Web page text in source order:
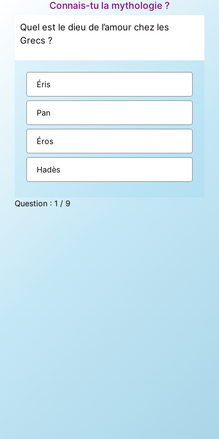
Connais-tu la mythologie ?
Quel est le dieu de l’amour chez les
Grecs ?
Éris
Pan
Éros
Hadès
Question : 1 / 9